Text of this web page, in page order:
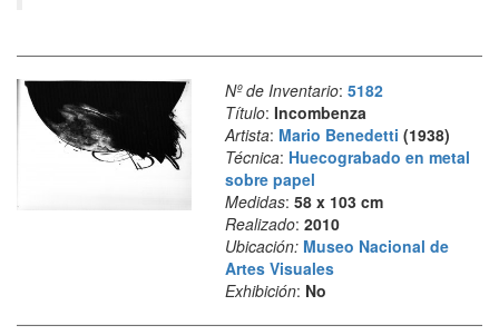
Nº de Inventario: 5182
Título: Incombenza
Artista: Mario Benedetti (1938)
Técnica: Huecograbado en metal
sobre papel
Medidas: 58 x 103 cm
Realizado: 2010
Ubicación: Museo Nacional de
Artes Visuales
Exhibición: No